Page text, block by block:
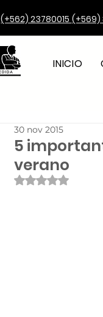
(+562) 23780015 (+569)
INICIO
5
verano
30 nov 2015
Obtuvo NaN